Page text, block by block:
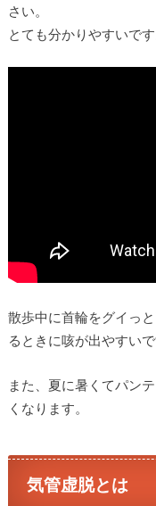
さい。
とても分かりやすいです
散歩中に首輪をグイっ
るときに咳が出やすいで
また、夏に暑くてパン
くなります。
気管虚脱とは